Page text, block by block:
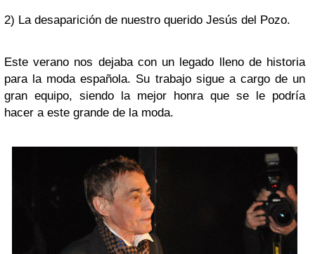
2) La desaparición de nuestro querido Jesús del Pozo.
Este verano nos dejaba con un legado lleno de historia
para la moda española. Su trabajo sigue a cargo de un
gran equipo, siendo la mejor honra que se le podría
hacer a este grande de la moda.